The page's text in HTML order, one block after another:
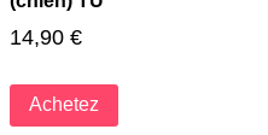
14,90 €
Achetez